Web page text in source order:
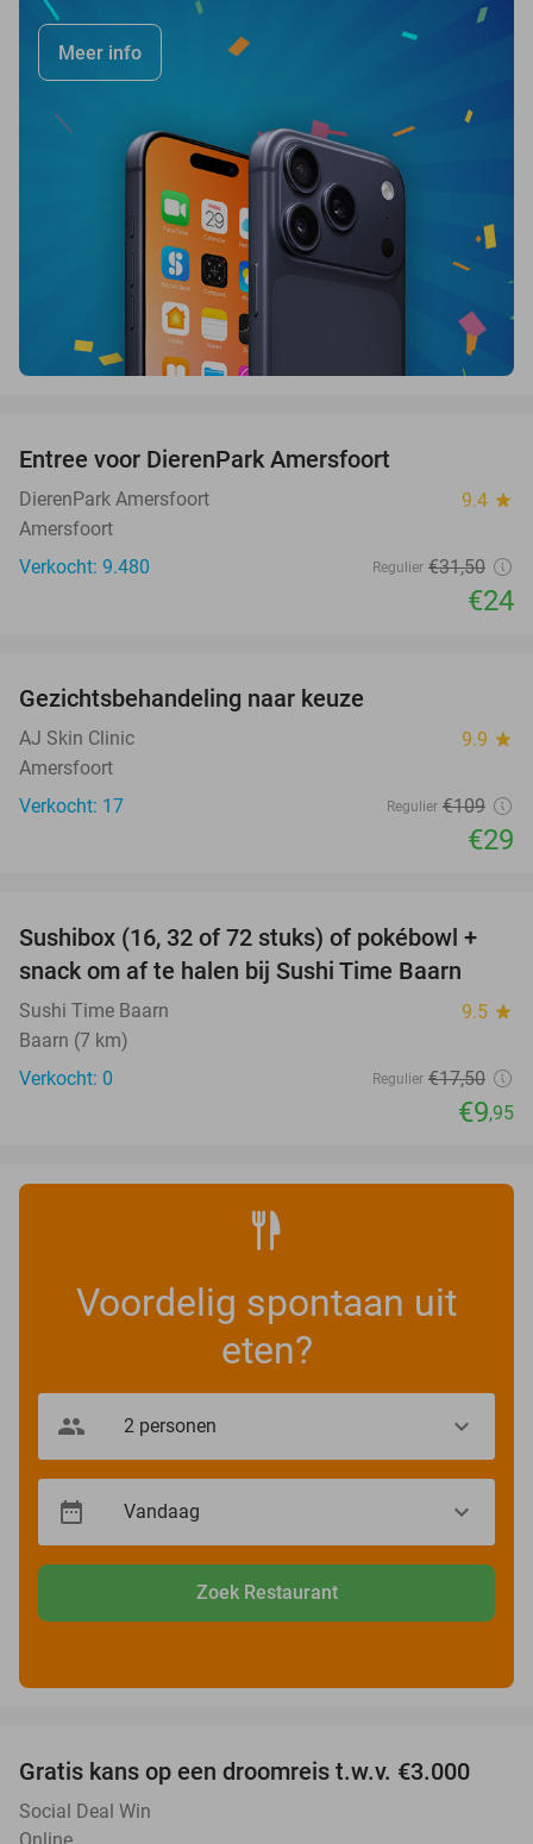
Meer info
Entree voor DierenPark Amersfoort
DierenPark Amersfoort 9.4 star
Amersfoort
Verkocht: 9.480
Regulier €31,50
€24
Gezichtsbehandeling naar keuze
AJ Skin Clinic 9.9 star
Amersfoort
Verkocht: 17
Regulier €109
€29
43%
TODAY
Sushibox (16, 32 of 72 stuks) of pokébowl +
snack om af te halen bij Sushi Time Baarn
Sushi Time Baarn 9.5 star
Baarn (7 km)
Verkocht: 0
Regulier €17,50
€9,95
Voordelig spontaan uit
eten?
Zoek Restaurant
Gratis kans op een droomreis t.w.v. €3.000
Social Deal Win